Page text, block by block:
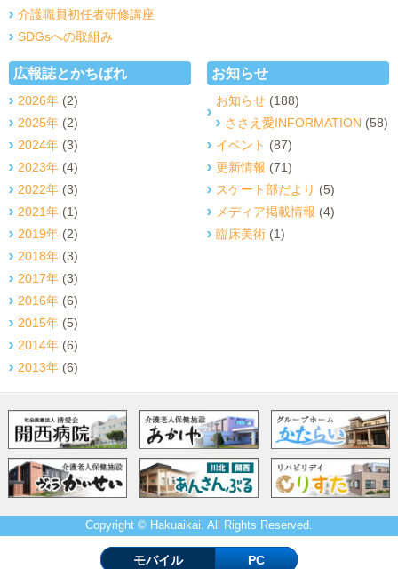
介護職員初任者研修講座
SDGsへの取組み
広報誌とかちばれ
2026年 (2)
2025年 (2)
2024年 (3)
2023年 (4)
2022年 (3)
2021年 (1)
2019年 (2)
2018年 (3)
2017年 (3)
2016年 (6)
2015年 (5)
2014年 (6)
2013年 (6)
お知らせ
お知らせ(188)
ささえ愛INFORMATION (58)
イベント (87)
更新情報 (71)
スケート部だより (5)
メディア掲載情報 (4)
臨床美術(1)
Copyright © Hakuaikai. All Rights Reserved.
モバイル PC